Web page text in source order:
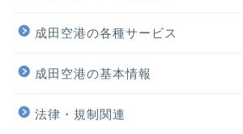
成田空港の各種サービス
成田空港の基本情報
法律・規制関連